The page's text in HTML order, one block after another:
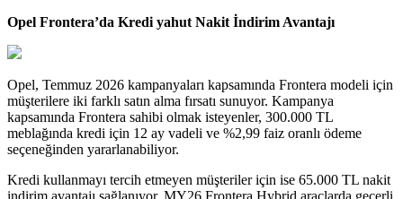
Opel Frontera’da Kredi yahut Nakit İndirim Avantajı
Opel, Temmuz 2026 kampanyaları kapsamında Frontera modeli için
müşterilere iki farklı satın alma fırsatı sunuyor. Kampanya
kapsamında Frontera sahibi olmak isteyenler, 300.000 TL
meblağında kredi için 12 ay vadeli ve %2,99 faiz oranlı ödeme
seçeneğinden yararlanabiliyor.
Kredi kullanmayı tercih etmeyen müşteriler için ise 65.000 TL nakit
indirim avantajı sağlanıyor. MY26 Frontera Hybrid araçlarda geçerli